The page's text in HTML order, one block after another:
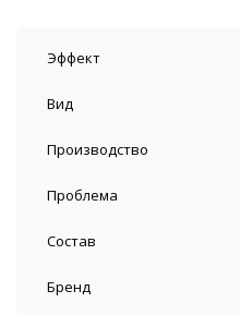
Эффект
Вид
Производство
Проблема
Состав
Бренд